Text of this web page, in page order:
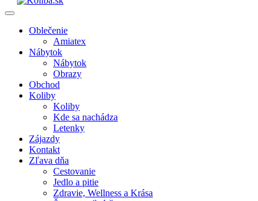
Oblečenie
Amiatex
Nábytok
Nábytok
Obrazy
Obchod
Koliby
Koliby
Kde sa nachádza
Letenky
Zájazdy
Kontakt
Zľava dňa
Cestovanie
Jedlo a pitie
Zdravie, Wellness a Krása